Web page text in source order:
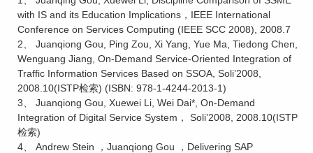
with IS and its Education Implications，IEEE International
Conference on Services Computing (IEEE SCC 2008), 2008.7
2、 Juanqiong Gou, Ping Zou, Xi Yang, Yue Ma, Tiedong Chen,
Wenguang Jiang, On-Demand Service-Oriented Integration of
Traffic Information Services Based on SSOA, Soli’2008,
2008.10(ISTP检索) (ISBN: 978-1-4244-2013-1)
3、 Juanqiong Gou, Xuewei Li, Wei Dai*, On-Demand
Integration of Digital Service System， Soli’2008, 2008.10(ISTP
检索)
4、 Andrew Stein ，Juanqiong Gou ，Delivering SAP